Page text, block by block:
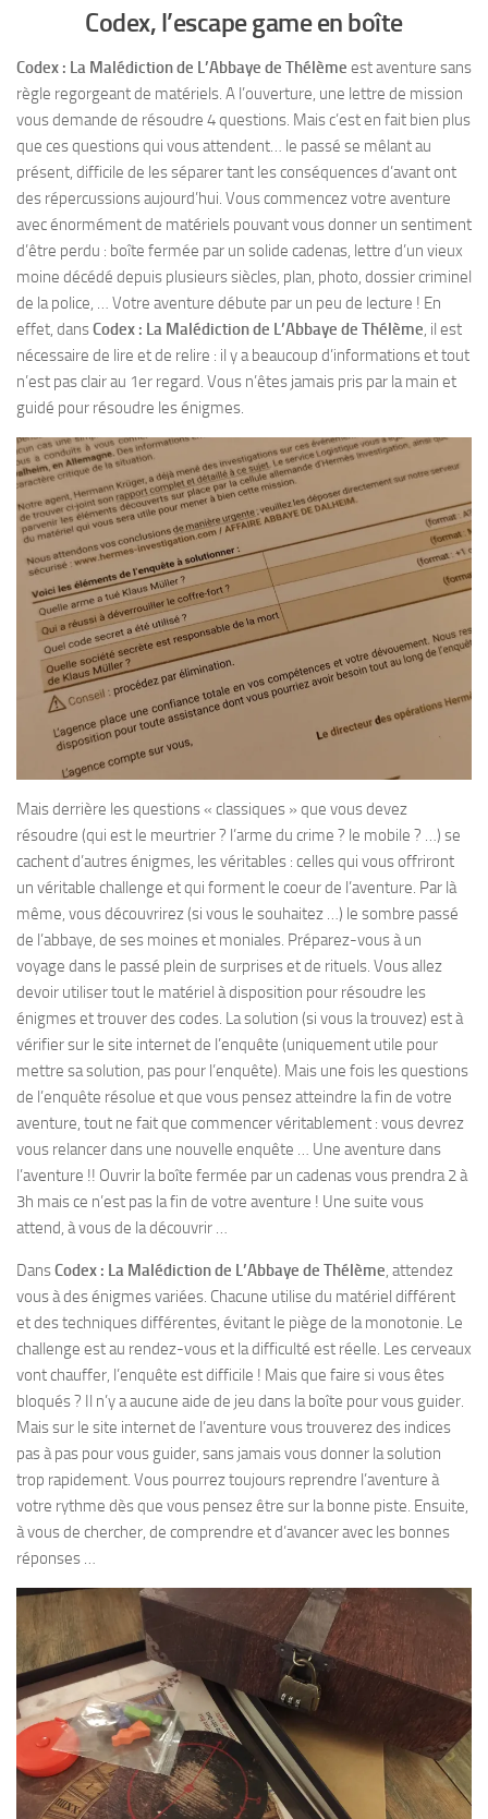
Codex, l’escape game en boîte
Codex : La Malédiction de L’Abbaye de Thélème est aventure sans
règle regorgeant de matériels. A l’ouverture, une lettre de mission
vous demande de résoudre 4 questions. Mais c’est en fait bien plus
que ces questions qui vous attendent… le passé se mêlant au
présent, difficile de les séparer tant les conséquences d’avant ont
des répercussions aujourd’hui. Vous commencez votre aventure
avec énormément de matériels pouvant vous donner un sentiment
d’être perdu : boîte fermée par un solide cadenas, lettre d’un vieux
moine décédé depuis plusieurs siècles, plan, photo, dossier criminel
de la police, … Votre aventure débute par un peu de lecture ! En
effet, dansCodex : La Malédiction de L’Abbaye de Thélème, il est
nécessaire de lire et de relire : il y a beaucoup d’informations et tout
n’est pas clair au 1er regard. Vous n’êtes jamais pris par la main et
guidé pour résoudre les énigmes.
Mais derrière les questions « classiques » que vous devez
résoudre (qui est le meurtrier ? l’arme du crime ? le mobile ? …) se
cachent d’autres énigmes, les véritables : celles qui vous offriront
un véritable challenge et qui forment le coeur de l’aventure. Par là
même, vous découvrirez (si vous le souhaitez …) le sombre passé
de l’abbaye, de ses moines et moniales. Préparez-vous à un
voyage dans le passé plein de surprises et de rituels. Vous allez
devoir utiliser tout le matériel à disposition pour résoudre les
énigmes et trouver des codes. La solution (si vous la trouvez) est à
vérifier sur le site internet de l’enquête (uniquement utile pour
mettre sa solution, pas pour l’enquête). Mais une fois les questions
de l’enquête résolue et que vous pensez atteindre la fin de votre
aventure, tout ne fait que commencer véritablement : vous devrez
vous relancer dans une nouvelle enquête … Une aventure dans
l’aventure !! Ouvrir la boîte fermée par un cadenas vous prendra 2 à
3h mais ce n’est pas la fin de votre aventure ! Une suite vous
attend, à vous de la découvrir …
DansCodex : La Malédiction de L’Abbaye de Thélème, attendez
vous à des énigmes variées. Chacune utilise du matériel différent
et des techniques différentes, évitant le piège de la monotonie. Le
challenge est au rendez-vous et la difficulté est réelle. Les cerveaux
vont chauffer, l’enquête est difficile ! Mais que faire si vous êtes
bloqués ? Il n’y a aucune aide de jeu dans la boîte pour vous guider.
Mais sur le site internet de l’aventure vous trouverez des indices
pas à pas pour vous guider, sans jamais vous donner la solution
trop rapidement. Vous pourrez toujours reprendre l’aventure à
votre rythme dès que vous pensez être sur la bonne piste. Ensuite,
à vous de chercher, de comprendre et d’avancer avec les bonnes
réponses …